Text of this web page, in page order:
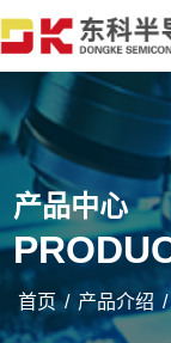
产品中心
首页/ 产品介绍 /